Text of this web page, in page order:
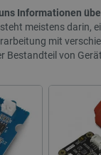
Informationen
meistens darin,
mit
Bestandteil von